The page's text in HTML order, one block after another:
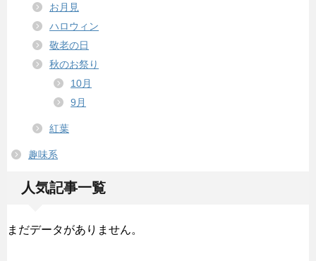
お月見
ハロウィン
敬老の日
秋のお祭り
10月
9月
紅葉
趣味系
人気記事一覧
まだデータがありません。